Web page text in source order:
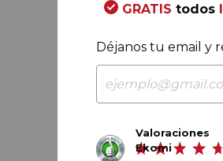
54,00
9,00€/
GRATIS todos
Déjanos tu email y
Valoraciones
Ekomi